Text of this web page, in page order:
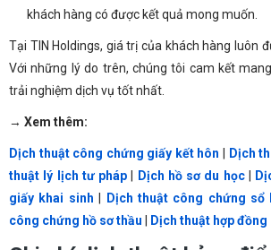
khách hàng có được kết quả mong muốn.
Tại TIN Holdings, giá trị của khách hàng luôn
Với những lý do trên, chúng tôi cam kết
trải nghiệm dịch vụ tốt nhất.
→ Xem thêm:
Dịch thuật công chứng giấy kết hôn Dịch
thuật lý lịch tư pháp
Dịch hồ sơ du học|
giấy khai sinh
Dịch thuật công chứng sổ
công chứng hồ sơ thầu
Dịch thuật hợp đồng